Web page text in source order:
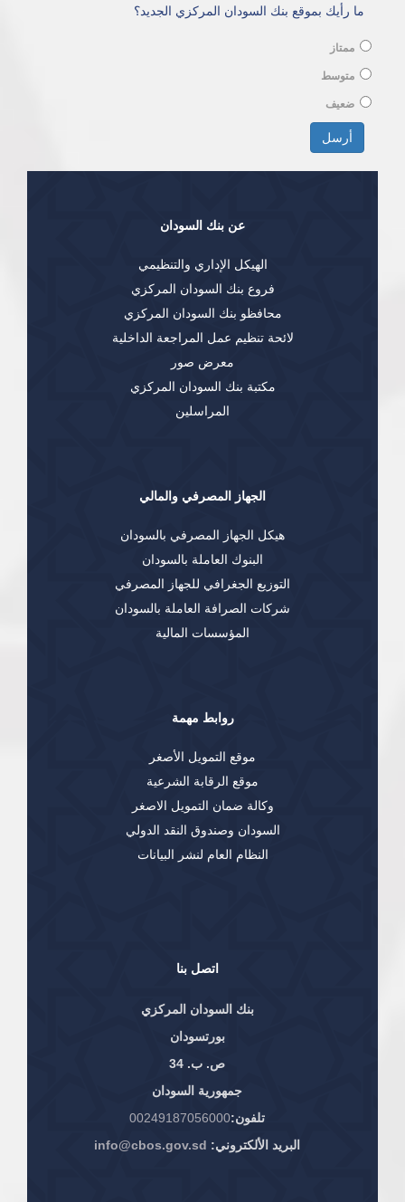
ما رأيك بموقع بنك السودان المركزي الجديد؟
ممتاز
متوسط
ضعيف
الخيارات
أرسل
اتصل بنا
بنك السودان المركزي
بورتسودان
ص. ب. 34
جمهورية السودان
تلفون:00249187056000
البريد الألكتروني: info@cbos.gov.sd
عن بنك السودان
الهيكل الإداري والتنظيمي
فروع بنك السودان المركزي
محافظو بنك السودان المركزي
لائحة تنظيم عمل المراجعة الداخلية
معرض صور
مكتبة بنك السودان المركزي
المراسلين
الجهاز المصرفي والمالي
هيكل الجهاز المصرفي بالسودان
البنوك العاملة بالسودان
التوزيع الجغرافي للجهاز المصرفي
شركات الصرافة العاملة بالسودان
المؤسسات المالية
روابط مهمة
موقع التمويل الأصغر
موقع الرقابة الشرعية
وكالة ضمان التمويل الاصغر
السودان وصندوق النقد الدولي
النظام العام لنشر البيانات